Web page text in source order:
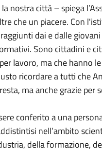
nostra città – spiega
che un piacere. Con
dai e dalle
Sono cittadini e
lavoro, ma che hanno
ricordare a tutti che
ma anche grazie per
conferito a una
nell’ambito
della formazione,